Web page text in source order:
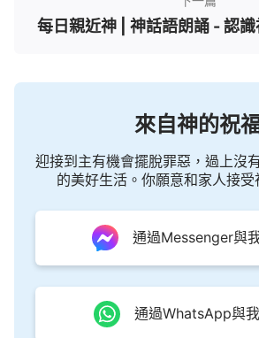
每日親近神 | 神話語朗誦 - 認
來自神的祝
迎接到主有機會擺脫罪惡，過上沒
的美好生活。你願意和家人接受
通過Messenger與
通過WhatsApp與